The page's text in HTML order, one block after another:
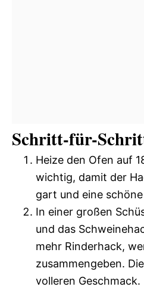
Schritt-für-
Heize den Ofen auf
wichtig, damit der
gart und eine
In einer großen
und das
mehr Rinderhack,
zusammengeben.
volleren Geschmack.